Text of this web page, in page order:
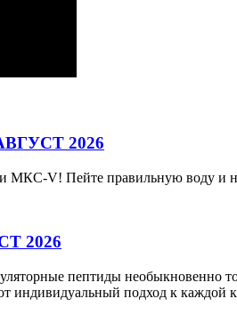
2026
МКС-V! Пейте правильную воду и
2026
пептиды необыкновенно
индивидуальный подход к каждой